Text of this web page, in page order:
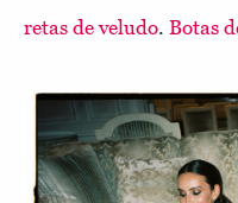
retas de veludo. Botas